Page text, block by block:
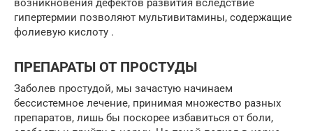
возникновения дефектов развития вследствие
гипертермии позволяют мультивитамины, содержащие
фолиевую кислоту .
ПРЕПАРАТЫ ОТ ПРОСТУДЫ
Заболев простудой, мы зачастую начинаем
бессистемное лечение, принимая множество разных
препаратов, лишь бы поскорее избавиться от боли,